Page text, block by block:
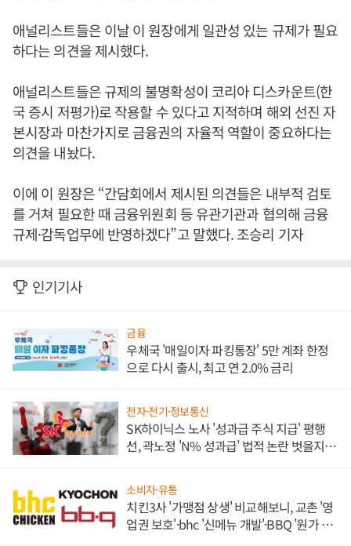
애널리스트들은 이날 이 원장에게 일관성 있는 규제가 필요
하다는 의견을 제시했다.
애널리스트들은 규제의 불명확성이 코리아 디스카운트(한
국 증시 저평가)로 작용할 수 있다고 지적하며 해외 선진 자
본시장과 마찬가지로 금융권의 자율적 역할이 중요하다는
의견을 내놨다.
이에 이 원장은 “간담회에서 제시된 의견들은 내부적 검토
를 거쳐 필요한 때 금융위원회 등 유관기관과 협의해 금융
규제·감독업무에 반영하겠다”고 말했다. 조승리 기자
인기기사
금융
우체국 '매일이자 파킹통장' 5만 계좌 한정
으로 다시 출시, 최고 연 2.0% 금리
전자·전기·정보통신
SK하이닉스 노사 '성과급 주식 지급' 평행
선, 곽노정 'N% 성과급' 법적 논란 벗을지 주
소비자·유통
치킨3사 '가맹점 상생' 비교해보니, 교촌 '영
업권 보호'·bhc '신메뉴 개발'·BBQ '원가 부